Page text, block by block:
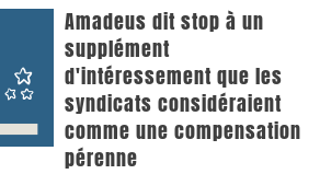
Amadeus dit stop à un
supplément
d'intéressement que les
syndicats considéraient
comme une compensation
pérenne